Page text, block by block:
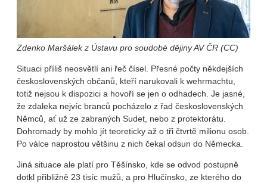
Zdenko Maršálek z Ústavu pro soudobé dějiny AV ČR (CC)
Situaci příliš neosvětlí ani řeč čísel. Přesné počty někdejších
československých občanů, kteří narukovali k wehrmachtu,
totiž nejsou k dispozici a hovoří se jen o odhadech. Je jasné,
že zdaleka nejvíc branců pocházelo z řad československých
Němců, ať už ze zabraných Sudet, nebo z protektorátu.
Dohromady by mohlo jít teoreticky až o tři čtvrtě milionu osob.
Po válce naprostou většinu z nich čekal odsun do Německa.
Jiná situace ale platí pro Těšínsko, kde se odvod postupně
dotkl přibližně 23 tisíc mužů, a pro Hlučínsko, ze kterého do